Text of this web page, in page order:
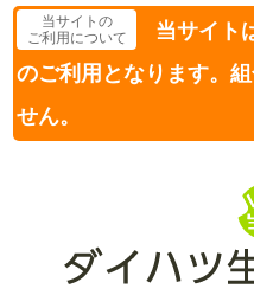
当サイトの
ご利用について
当サイト
のご利用となります。
せん。